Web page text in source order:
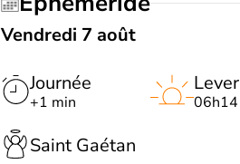
Vendredi 7 août
Journée
+1 min
Lever
06h14
Saint Gaétan